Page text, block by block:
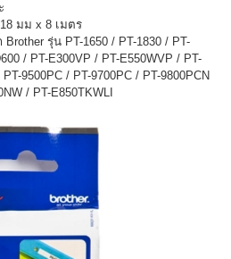
มม x 8 เมตร
รุ่น PT-1650 / PT-1830 / PT-
/ PT-E300VP / PT-E550WVP / PT-
9500PC / PT-9700PC / PT-9800PCN
/ PT-E850TKWLI